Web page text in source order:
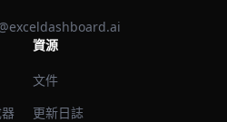
資源
文件
更新日誌